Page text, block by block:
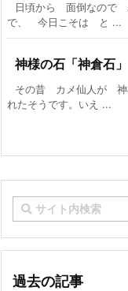
日頃から 面倒なので
で、 今日こそは と ...
神様の石「神倉石」
その昔 カメ仙人が 神
れたそうです。いえ ...
過去の記事